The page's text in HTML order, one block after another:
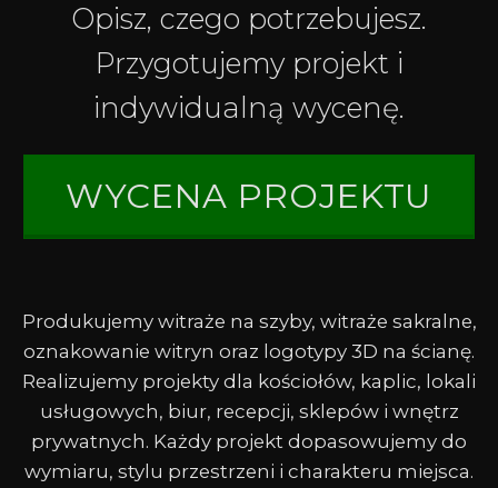
Opisz, czego potrzebujesz.
Przygotujemy projekt i
indywidualną wycenę.
WYCENA PROJEKTU
Produkujemy witraże na szyby, witraże sakralne,
oznakowanie witryn oraz logotypy 3D na ścianę.
Realizujemy projekty dla kościołów, kaplic, lokali
usługowych, biur, recepcji, sklepów i wnętrz
prywatnych. Każdy projekt dopasowujemy do
wymiaru, stylu przestrzeni i charakteru miejsca.